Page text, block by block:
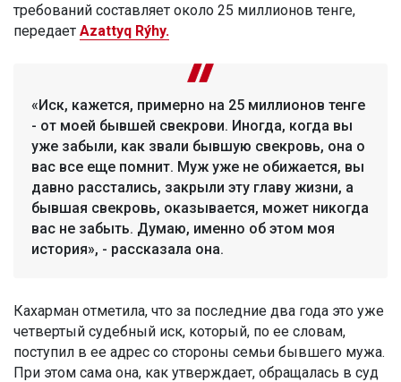
требований составляет около 25 миллионов тенге,
передает Azattyq Rýhy.
«Иск, кажется, примерно на 25 миллионов тенге
- от моей бывшей свекрови. Иногда, когда вы
уже забыли, как звали бывшую свекровь, она о
вас все еще помнит. Муж уже не обижается, вы
давно расстались, закрыли эту главу жизни, а
бывшая свекровь, оказывается, может никогда
вас не забыть. Думаю, именно об этом моя
история», - рассказала она.
Кахарман отметила, что за последние два года это уже
четвертый судебный иск, который, по ее словам,
поступил в ее адрес со стороны семьи бывшего мужа.
При этом сама она, как утверждает, обращалась в суд